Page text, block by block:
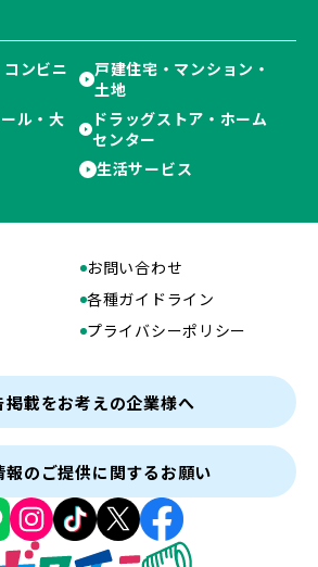
ンビニ
戸建住宅・マンション・
土地
ル・大
ドラッグストア・ホーム
センター
生活サービス
お問い合わせ
各種ガイドライン
プライバシーポリシー
掲載をお考えの企業様へ
報のご提供に関するお願い